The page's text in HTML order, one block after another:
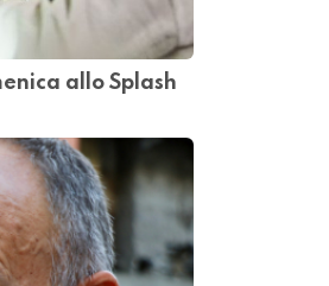
allo Splash